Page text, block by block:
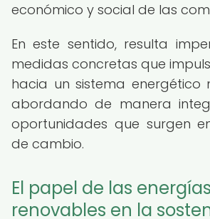
económico y social de las
En este sentido, resulta
medidas concretas que
hacia un sistema energético
abordando de manera
oportunidades que surgen
de cambio.
El papel de las energías
renovables en la